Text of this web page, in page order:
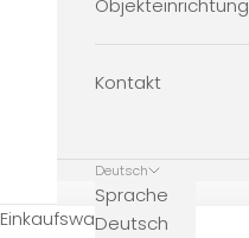
Objekteinrichtung
Kontakt
Deutsch
Sprache
Deutsch
Einkaufswagen